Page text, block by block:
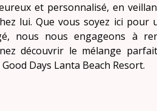
et personnalisé, en
lui. Que vous soyez ici pour
nous nous engageons à
découvrir le mélange
Days Lanta Beach Resort.